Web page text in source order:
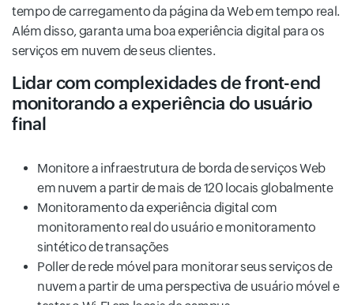
tempo de carregamento da página da Web em tempo real.
Além disso, garanta uma boa experiência digital para os
serviços em nuvem de seus clientes.
Lidar com complexidades de front-end
monitorando a experiência do usuário
final
Monitore a infraestrutura de borda de serviços Web
em nuvem a partir de mais de 120 locais globalmente
Monitoramento da experiência digital com
monitoramento real do usuário e monitoramento
sintético de transações
Poller de rede móvel para monitorar seus serviços de
nuvem a partir de uma perspectiva de usuário móvel e